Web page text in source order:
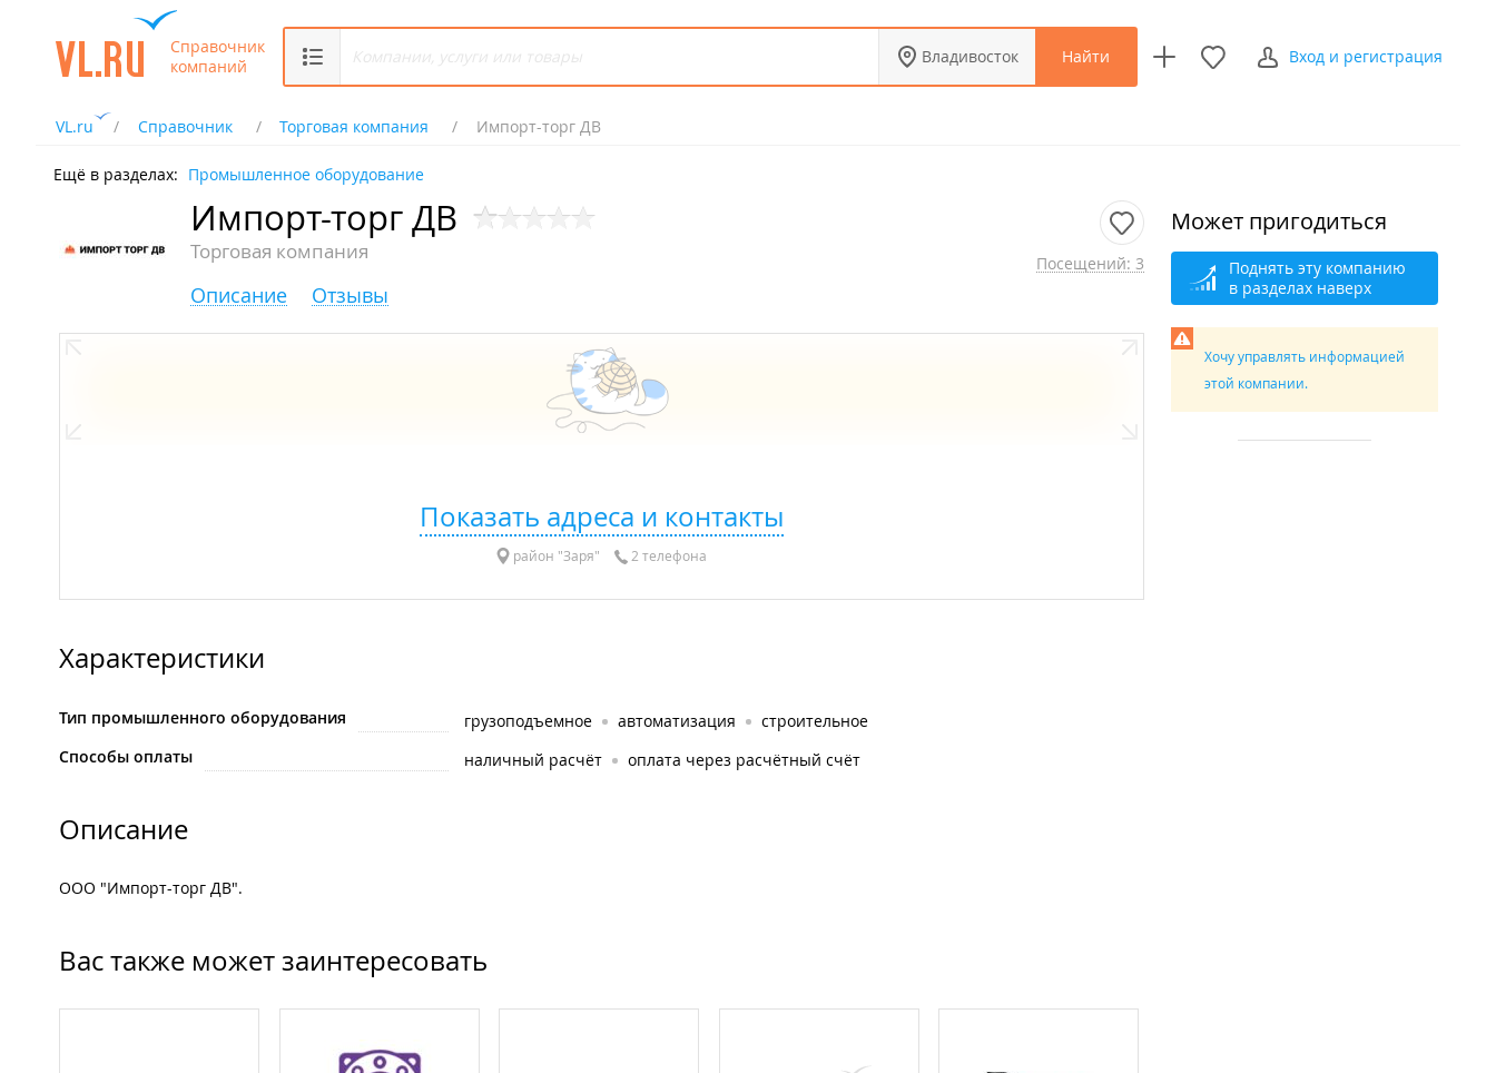
Справочник
компаний
Владивосток Найти Вход и регистрация
VL.ru Справочник Торговая компания Импорт-торг ДВ
Ещё в разделах: Промышленное оборудование
Импорт-торг ДВ
Торговая компания Посещений: 3
Описание Отзывы
Показать адреса и контакты
район "Заря" 2 телефона
Характеристики
Тип промышленного оборудования грузоподъемное автоматизация
строительное
Способы оплаты
наличный расчёт оплата через расчётный счёт
Описание
ООО "Импорт-торг ДВ".
Вас также может заинтересовать
Может пригодиться
Поднять эту компанию
в разделах наверх
Хочу управлять информацией
этой компании.